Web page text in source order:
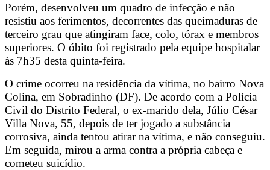
Porém, desenvolveu um quadro de infecção e não
resistiu aos ferimentos, decorrentes das queimaduras de
terceiro grau que atingiram face, colo, tórax e membros
superiores. O óbito foi registrado pela equipe hospitalar
às 7h35 desta quinta-feira.
O crime ocorreu na residência da vítima, no bairro Nova
Colina, em Sobradinho (DF). De acordo com a Polícia
Civil do Distrito Federal, o ex-marido dela, Júlio César
Villa Nova, 55, depois de ter jogado a substância
corrosiva, ainda tentou atirar na vítima, e não conseguiu.
Em seguida, mirou a arma contra a própria cabeça e
cometeu suicídio.